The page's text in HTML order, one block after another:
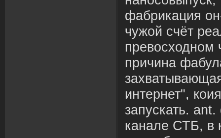
фабрикация
чужой счёт
превосходном
причина
интернет",
запускать.
канале СТБ, в